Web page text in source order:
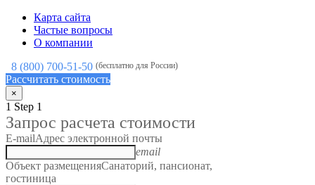
Карта сайта
Частые вопросы
О компании
8 (800) 700-51-50 (бесплатно для России)
Рассчитать стоимость
×
1 Step 1
Запрос расчета стоимости
E-mailАдрес электронной почты
email
Объект размещенияСанаторий, пансионат,
гостиница